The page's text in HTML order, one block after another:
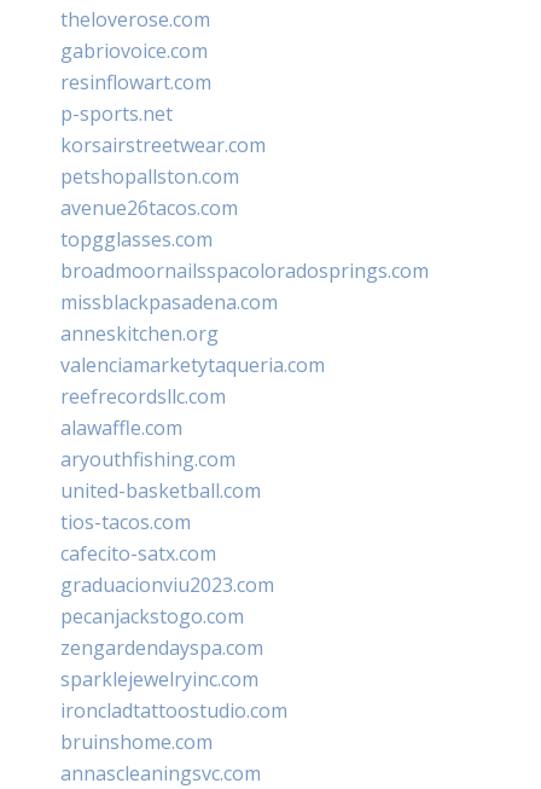
theloverose.com
gabriovoice.com
resinflowart.com
p-sports.net
korsairstreetwear.com
petshopallston.com
avenue26tacos.com
topgglasses.com
broadmoornailsspacoloradosprings.com
missblackpasadena.com
anneskitchen.org
valenciamarketytaqueria.com
reefrecordsllc.com
alawaffle.com
aryouthfishing.com
united-basketball.com
tios-tacos.com
cafecito-satx.com
graduacionviu2023.com
pecanjackstogo.com
zengardendayspa.com
sparklejewelryinc.com
ironcladtattoostudio.com
bruinshome.com
annascleaningsvc.com